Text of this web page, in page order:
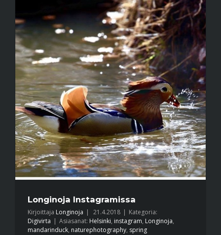
Longinoja Instagramissa
Kirjoittaja Longinoja 21.4.2018
Kategoria:
Digivirta
Asiasanat: Helsinki, instagram, Longinoja,
mandarinduck, naturephotography, spring